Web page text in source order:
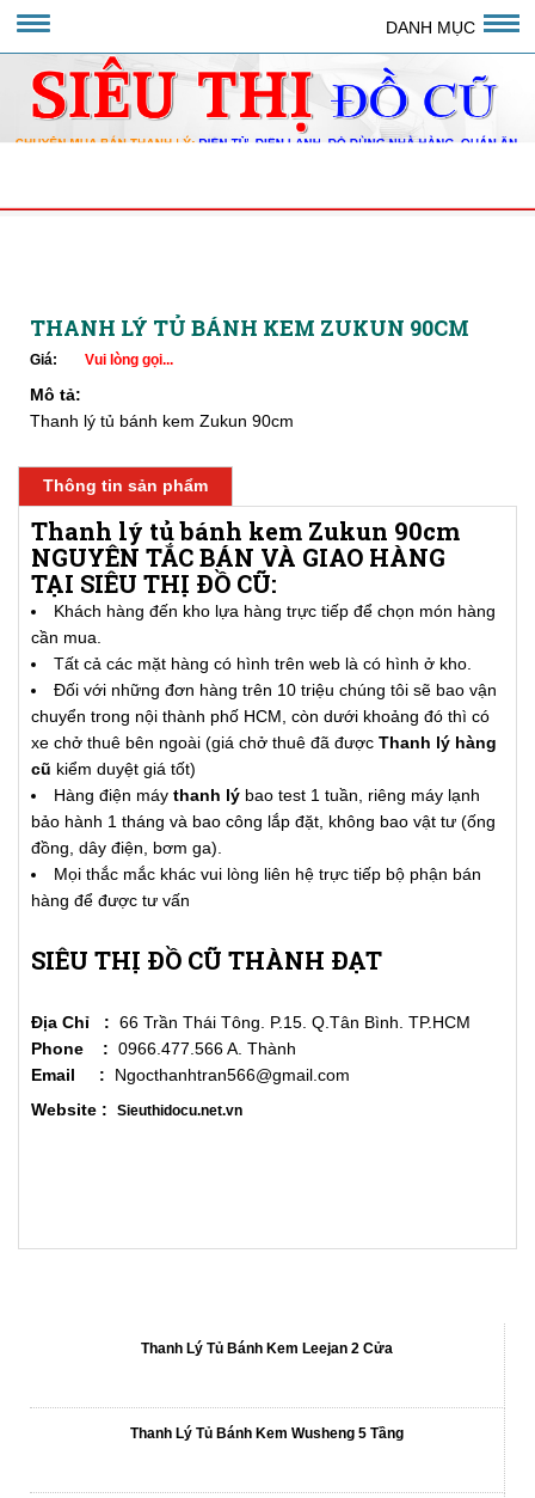
DANH MỤC
THANH LÝ TỦ BÁNH KEM ZUKUN 90CM
Giá: Vui lòng gọi...
Mô tả:
Thanh lý tủ bánh kem Zukun 90cm
Thông tin sản phẩm
Thanh lý tủ bánh kem Zukun 90cm
NGUYÊN TẮC BÁN VÀ GIAO HÀNG
TẠI SIÊU THỊ ĐỒ CŨ:
Khách hàng đến kho lựa hàng trực tiếp để chọn món hàng
cần mua.
Tất cả các mặt hàng có hình trên web là có hình ở kho.
Đối với những đơn hàng trên 10 triệu chúng tôi sẽ bao vận
chuyển trong nội thành phố HCM, còn dưới khoảng đó thì có
xe chở thuê bên ngoài (giá chở thuê đã được Thanh lý hàng
cũ kiểm duyệt giá tốt)
Hàng điện máy thanh lý bao test 1 tuần, riêng máy lạnh
bảo hành 1 tháng và bao công lắp đặt, không bao vật tư (ống
đồng, dây điện, bơm ga).
Mọi thắc mắc khác vui lòng liên hệ trực tiếp bộ phận bán
hàng để được tư vấn
SIÊU THỊ ĐỒ CŨ THÀNH ĐẠT
Địa Chỉ : 66 Trần Thái Tông. P.15. Q.Tân Bình. TP.HCM
Phone : 0966.477.566 A. Thành
Email : Ngocthanhtran566@gmail.com
Website : Sieuthidocu.net.vn
Thanh Lý Tủ Bánh Kem Leejan 2 Cửa
Thanh Lý Tủ Bánh Kem Wusheng 5 Tầng